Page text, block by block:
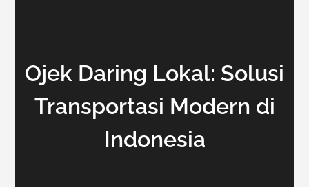
Ojek Daring Lokal: Solusi
Transportasi Modern di
Indonesia